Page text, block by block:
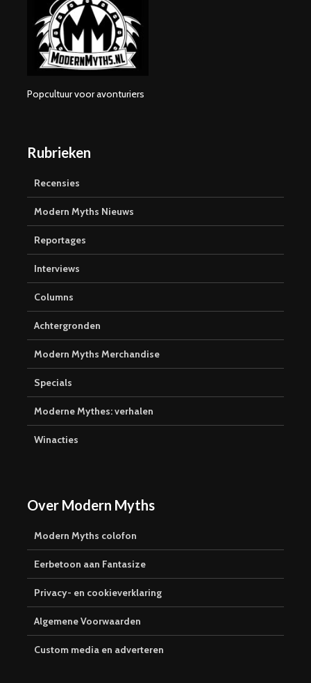
Popcultuur voor avonturiers
Rubrieken
Recensies
Modern Myths Nieuws
Reportages
Interviews
Columns
Achtergronden
Modern Myths Merchandise
Specials
Moderne Mythes: verhalen
Winacties
Over Modern Myths
Modern Myths colofon
Eerbetoon aan Fantasize
Privacy- en cookieverklaring
Algemene Voorwaarden
Custom media en adverteren